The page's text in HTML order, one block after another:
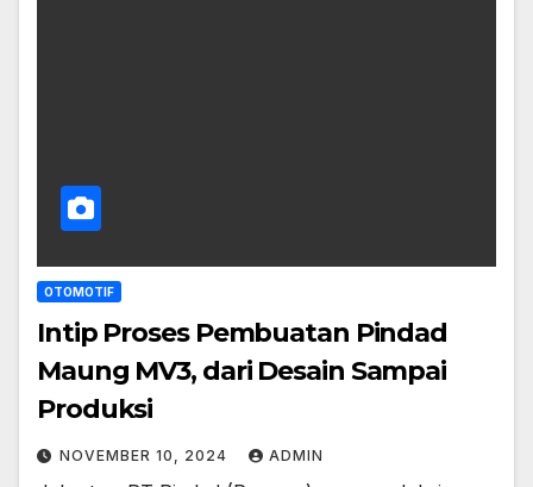
OTOMOTIF
Intip Proses Pembuatan Pindad
Maung MV3, dari Desain Sampai
Produksi
NOVEMBER 10, 2024 ADMIN